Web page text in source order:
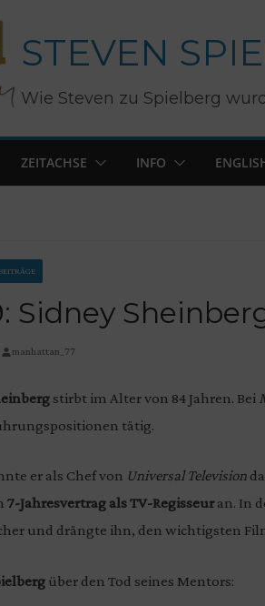
STEVEN
Wie Steven zu Spielberg
ZEITACHSE INFO
Sidney
manhattan_77
stirbt im Alter von 84 Jahren. Bei
tätig.
er als Chef von Universal Television
7-Jahresvertrag als TV-Regisseuran. In
und drängte ihn, den wichtigsten
über den Tod seines Mentors: